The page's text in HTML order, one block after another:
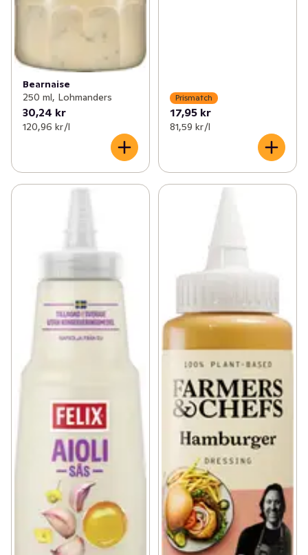
Bearnaise
250 ml, Lohmanders
30,24 kr
120,96 kr /l
Prismatch
17,95 kr
81,59 kr /l